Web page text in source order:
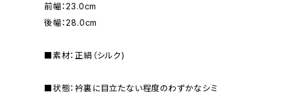
前幅：23.0cm
後幅：28.0cm
■素材：正絹（シルク)
■状態：衿裏に目立たない程度のわずかなシミ